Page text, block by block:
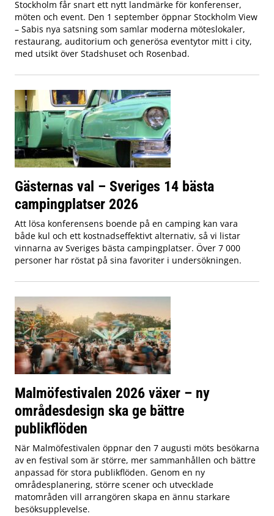
Stockholm får snart ett nytt landmärke för konferenser,
möten och event. Den 1 september öppnar Stockholm View
– Sabis nya satsning som samlar moderna möteslokaler,
restaurang, auditorium och generösa eventytor mitt i city,
med utsikt över Stadshuset och Rosenbad.
Gästernas val – Sveriges 14 bästa
campingplatser 2026
Att lösa konferensens boende på en camping kan vara
både kul och ett kostnadseffektivt alternativ, så vi listar
vinnarna av Sveriges bästa campingplatser. Över 7 000
personer har röstat på sina favoriter i undersökningen.
Malmöfestivalen 2026 växer – ny
områdesdesign ska ge bättre
publikflöden
När Malmöfestivalen öppnar den 7 augusti möts besökarna
av en festival som är större, mer sammanhållen och bättre
anpassad för stora publikflöden. Genom en ny
områdesplanering, större scener och utvecklade
matområden vill arrangören skapa en ännu starkare
besöksupplevelse.